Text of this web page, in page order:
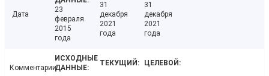
Дата
23
февраля
2015
года
31
декабря
2021
года
31
декабря
2021
года
Комментарии